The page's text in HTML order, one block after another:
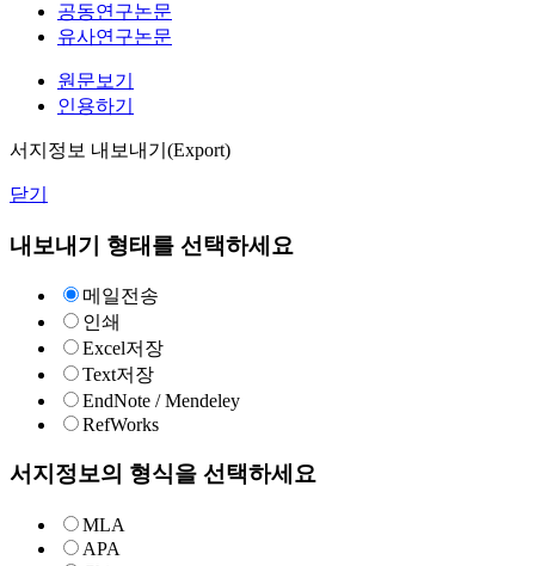
공동연구논문
유사연구논문
원문보기
인용하기
서지정보 내보내기(Export)
닫기
내보내기 형태를 선택하세요
메일전송
인쇄
Excel저장
Text저장
EndNote / Mendeley
RefWorks
서지정보의 형식을 선택하세요
MLA
APA